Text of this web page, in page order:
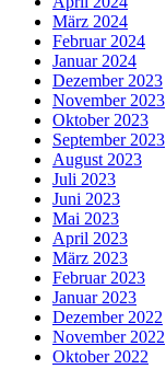
März 2024
Februar 2024
Januar 2024
Dezember 2023
November 2023
Oktober 2023
September 2023
August 2023
Juli 2023
Juni 2023
Mai 2023
April 2023
März 2023
Februar 2023
Januar 2023
Dezember 2022
November 2022
Oktober 2022